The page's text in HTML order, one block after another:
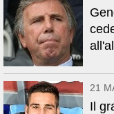
21
Il